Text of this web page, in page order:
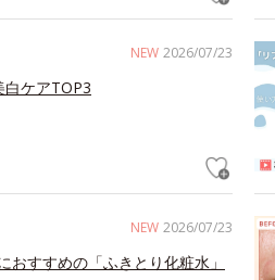
NEW 2026/07/23
ケアTOP3
NEW 2026/07/23
すすめの「ふきとり化粧水」